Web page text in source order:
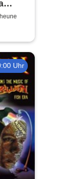
Uhr